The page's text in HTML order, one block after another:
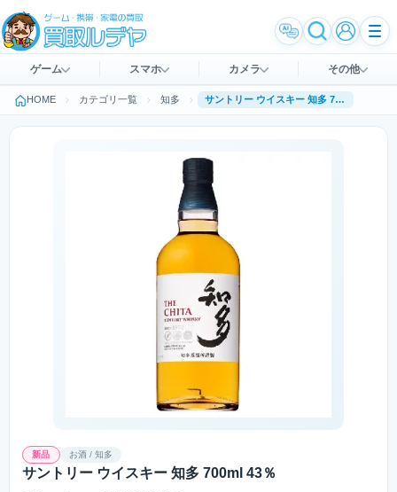
ゲーム スマホ カメラ その他
HOME カテゴリ一覧 知多 サントリー ウイスキー 知多 700ml 43％
新品 お酒 / 知多
サントリー ウイスキー 知多 700ml 43％